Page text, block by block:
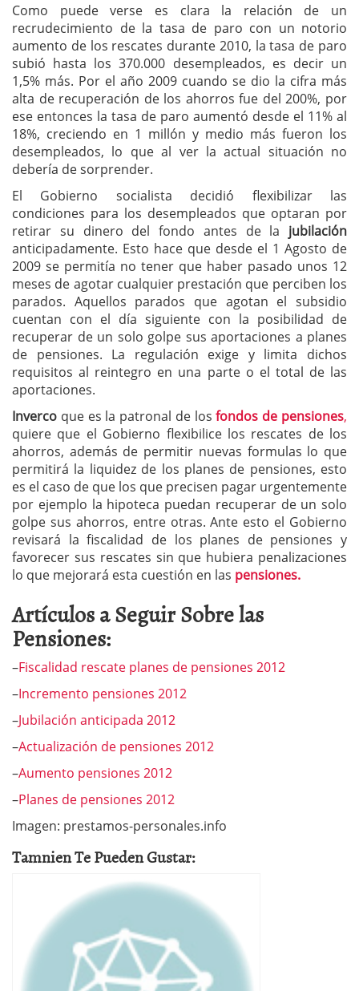
Como puede verse es clara la relación de un
recrudecimiento de la tasa de paro con un notorio
aumento de los rescates durante 2010, la tasa de paro
subió hasta los 370.000 desempleados, es decir un
1,5% más. Por el año 2009 cuando se dio la cifra más
alta de recuperación de los ahorros fue del 200%, por
ese entonces la tasa de paro aumentó desde el 11% al
18%, creciendo en 1 millón y medio más fueron los
desempleados, lo que al ver la actual situación no
debería de sorprender.
El Gobierno socialista decidió flexibilizar las
condiciones para los desempleados que optaran por
retirar su dinero del fondo antes de la jubilación
anticipadamente. Esto hace que desde el 1 Agosto de
2009 se permitía no tener que haber pasado unos 12
meses de agotar cualquier prestación que perciben los
parados. Aquellos parados que agotan el subsidio
cuentan con el día siguiente con la posibilidad de
recuperar de un solo golpe sus aportaciones a planes
de pensiones. La regulación exige y limita dichos
requisitos al reintegro en una parte o el total de las
aportaciones.
Inverco que es la patronal de los fondos de pensiones,
quiere que el Gobierno flexibilice los rescates de los
ahorros, además de permitir nuevas formulas lo que
permitirá la liquidez de los planes de pensiones, esto
es el caso de que los que precisen pagar urgentemente
por ejemplo la hipoteca puedan recuperar de un solo
golpe sus ahorros, entre otras. Ante esto el Gobierno
revisará la fiscalidad de los planes de pensiones y
favorecer sus rescates sin que hubiera penalizaciones
lo que mejorará esta cuestión en las pensiones.
Artículos a Seguir Sobre las
Pensiones:
–Fiscalidad rescate planes de pensiones 2012
–Incremento pensiones 2012
–Jubilación anticipada 2012
–Actualización de pensiones 2012
–Aumento pensiones 2012
–Planes de pensiones 2012
Imagen: prestamos-personales.info
Tamnien Te Pueden Gustar: